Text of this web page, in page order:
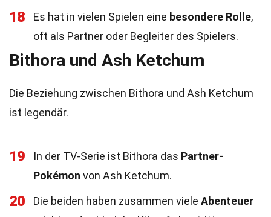
18 Es hat in vielen Spielen eine besondere Rolle,
oft als Partner oder Begleiter des Spielers.
Bithora und Ash Ketchum
Die Beziehung zwischen Bithora und Ash Ketchum
ist legendär.
19 In der TV-Serie ist Bithora das Partner-
Pokémon von Ash Ketchum.
20 Die beiden haben zusammen viele Abenteuer